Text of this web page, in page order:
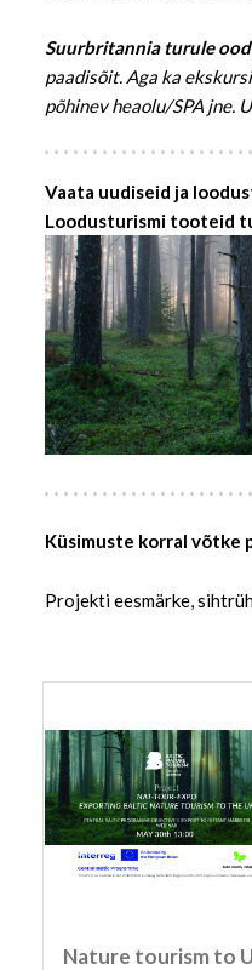
Suurbritannia turule
paadisõit. Aga ka
põhinev heaolu/SPA jne.
Vaata uudiseid ja
Loodusturismi tooteid
Küsimuste korral võtke
Projekti eesmärke,
Nature tourism to